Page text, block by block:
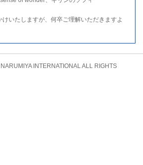
いたしますが、何卒ご理解いただきますよ